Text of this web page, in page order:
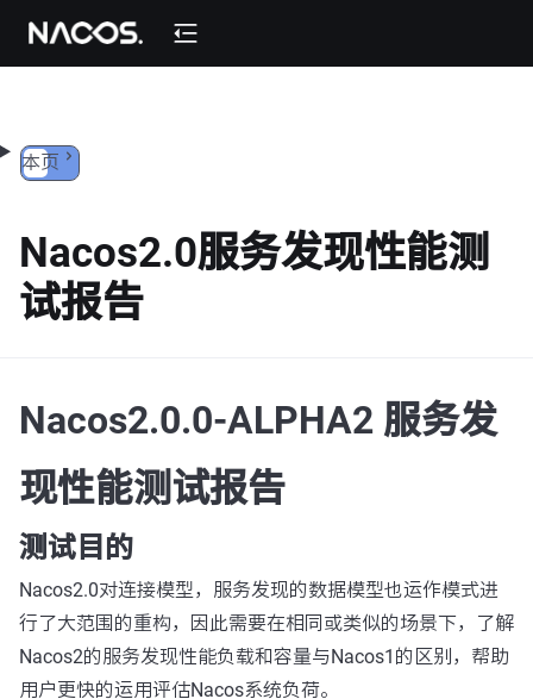
跳转到内容
本页
Nacos2.0服务发现性能测
试报告
Nacos2.0.0-ALPHA2 服务发
现性能测试报告
测试目的
Nacos2.0对连接模型，服务发现的数据模型也运作模式进
行了大范围的重构，因此需要在相同或类似的场景下，了解
Nacos2的服务发现性能负载和容量与Nacos1的区别，帮助
用户更快的运用评估Nacos系统负荷。